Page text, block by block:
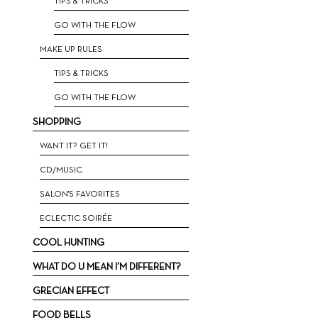
GO WITH THE FLOW
MAKE UP RULES
TIPS & TRICKS
GO WITH THE FLOW
SHOPPING
WANT IT? GET IT!
CD/MUSIC
SALON'S FAVORITES
ECLECTIC SOIRÉE
COOL HUNTING
WHAT DO U MEAN I’M DIFFERENT?
GRECIAN EFFECT
FOOD BELLS